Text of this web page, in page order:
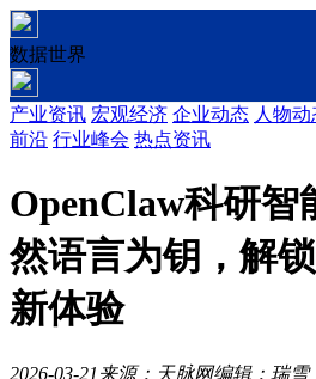
数据世界
产业资讯 宏观经济 企业动态 人物动
前沿 行业峰会 热点资讯
OpenClaw科研智
然语言为钥，解
新体验
2026-03-21 来源：天脉网编辑：瑞雪